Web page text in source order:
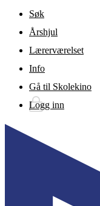
Gå til hovedinnhold
Søk
Årshjul
Lærerværelset
Info
Gå til Skolekino
Logg inn